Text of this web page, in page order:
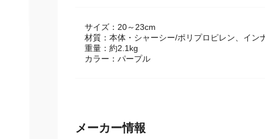
サイズ：20～23cm
材質：本体・シャーシー/ポリプロピレン、イン
重量：約2.1kg
カラー：パープル
メーカー情報